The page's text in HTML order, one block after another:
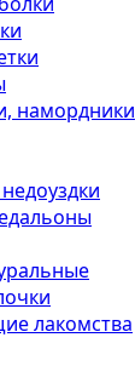
намордники
лакомства